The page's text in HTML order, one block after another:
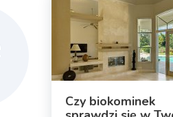
Czy biokominek